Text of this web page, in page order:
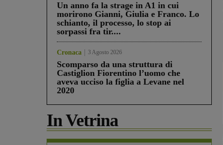
Un anno fa la strage in A1 in cui
morirono Gianni, Giulia e Franco. Lo
schianto, il processo, lo stop ai
sorpassi fra tir....
Cronaca 3 Agosto 2026
Scomparso da una struttura di
Castiglion Fiorentino l’uomo che
aveva ucciso la figlia a Levane nel
2020
In Vetrina